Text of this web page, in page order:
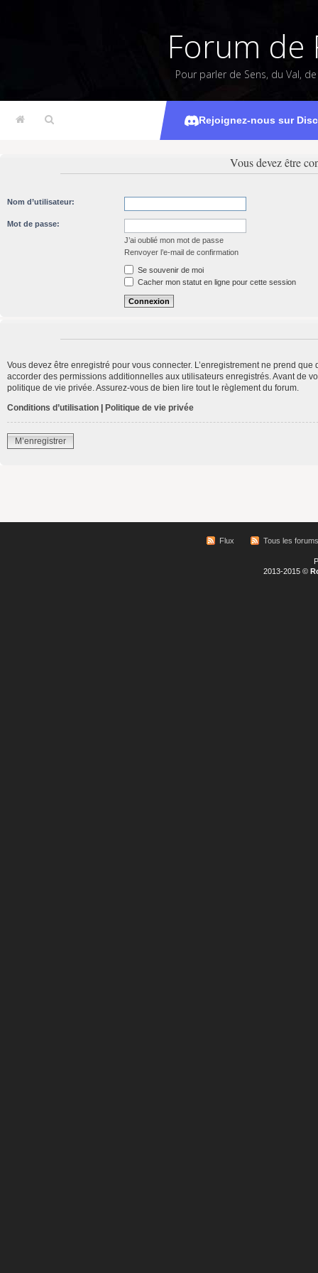
Forum de
Pour parler de Sens, du Val,
Rejoignez-nous sur
Vous devez être
Nom d’utilisateur:
Mot de passe:
J’ai oublié mon mot de passe
Renvoyer l’e-mail de confirmation
Se souvenir de moi
Cacher mon statut en ligne pour cette session
Vous devez être enregistré pour vous connecter. L’enregistrement ne prend
accorder des permissions additionnelles aux utilisateurs enregistrés. Avant de
politique de vie privée. Assurez-vous de bien lire tout le règlement du forum.
Conditions d’utilisation
Politique de vie privée
M’enregistrer
Flux Tous les forums
2013-2015 ©